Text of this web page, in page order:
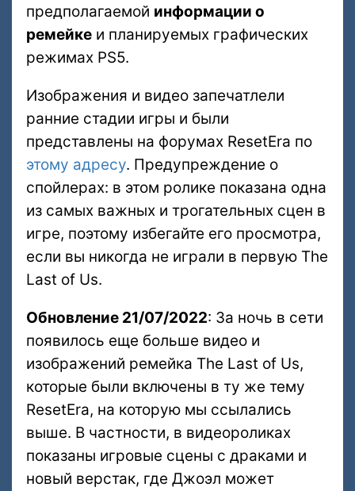
предполагаемой информации о
ремейке и планируемых графических
режимах PS5.
Изображения и видео запечатлели
ранние стадии игры и были
представлены на форумах ResetEra по
этому адресу. Предупреждение о
спойлерах: в этом ролике показана одна
из самых важных и трогательных сцен в
игре, поэтому избегайте его просмотра,
если вы никогда не играли в первую The
Last of Us.
Обновление 21/07/2022: За ночь в сети
появилось еще больше видео и
изображений ремейка The Last of Us,
которые были включены в ту же тему
ResetEra, на которую мы ссылались
выше. В частности, в видеороликах
показаны игровые сцены с драками и
новый верстак, где Джоэл может